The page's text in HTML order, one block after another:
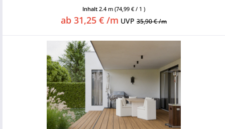
Inhalt 2.4 m (74,99 € / 1 )
ab 31,25 € /m UVP 35,90 € /m